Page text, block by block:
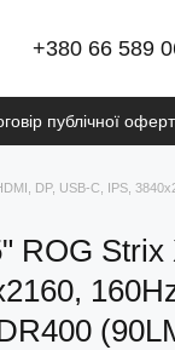
+380 66 589
публічної
DP, USB-C, IPS,
ROG